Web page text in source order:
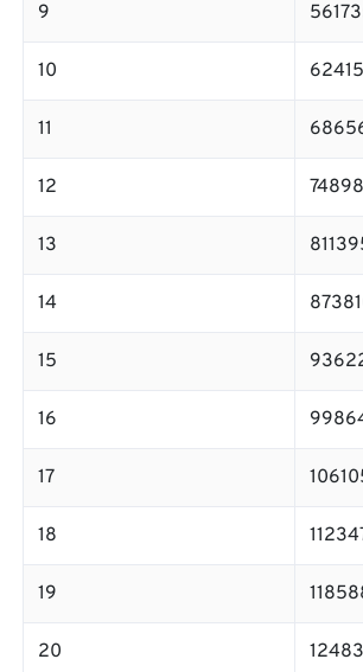
9
10
11
12
13
14
15
16
17
18
19
20